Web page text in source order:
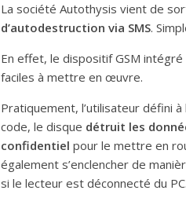
La société Autothysis vient de
d’autodestruction via SMS.
En effet, le dispositif GSM
faciles à mettre en œuvre.
Pratiquement, l’utilisateur défini
code, le disque détruit les
confidentiel pour le mettre en
également s’enclencher de
si le lecteur est déconnecté du PC.